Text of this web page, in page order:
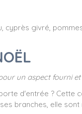
givré,
un aspect fourni
d'entrée ?
branches, elle